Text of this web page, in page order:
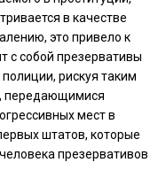
в качестве
это привело к
с собой презервативы
рискуя таким
передающимися
мест в
штатов, которые
презервативов